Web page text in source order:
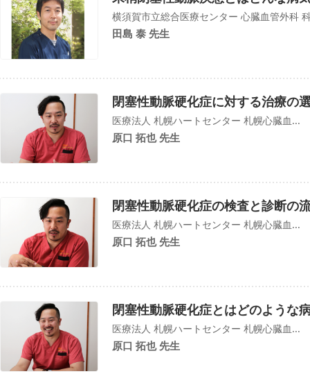
横須賀市立総合医療センター 心臓血管外科
田島 泰 先生
閉塞性動脈硬化症に対する治療の
医療法人 札幌ハートセンター 札幌心臓血...
原口 拓也 先生
閉塞性動脈硬化症の検査と診断の
医療法人 札幌ハートセンター 札幌心臓血...
原口 拓也 先生
閉塞性動脈硬化症とはどのような
医療法人 札幌ハートセンター 札幌心臓血...
原口 拓也 先生